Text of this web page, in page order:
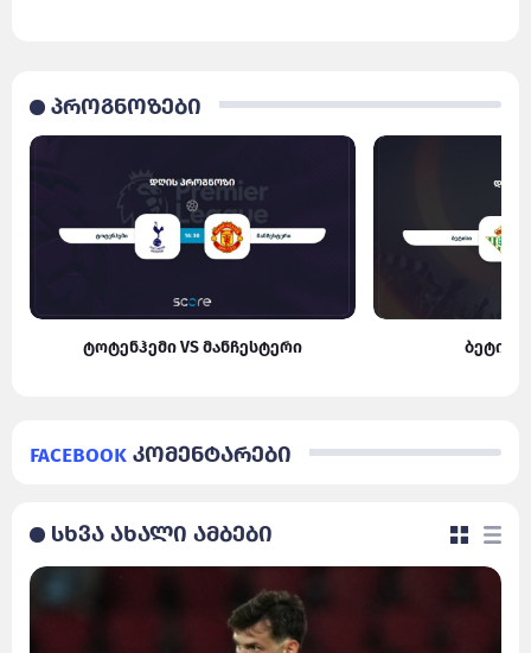
პროგნოზები
ტოტენჰემი VS მანჩესტერი ბეტისი
Facebook კომენტარები
სხვა ახალი ამბები